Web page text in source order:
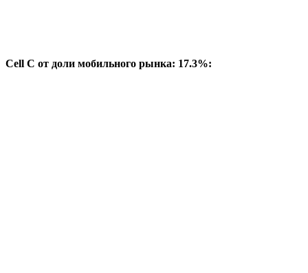
Cell C от доли мобильного рынка: 17.3%: